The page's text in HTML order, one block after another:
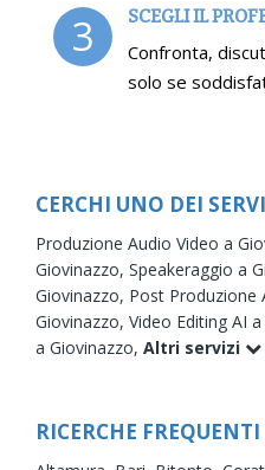
3 SCEGLI IL
Confronta,
solo se
CERCHI UNO DEI
Produzione Audio Video a
Giovinazzo, Speakeraggio a
Giovinazzo, Post Produzione
Giovinazzo, Video Editing AI
a Giovinazzo, Altri servizi
RICERCHE FREQUENTI